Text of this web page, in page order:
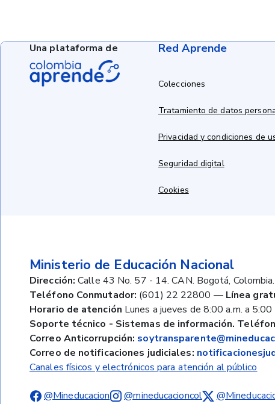
Red Aprende
Colecciones
Tratamiento de datos
Privacidad y condiciones de
Seguridad digital
Cookies
Ministerio de Educación Nacional
Dirección: Calle 43 No. 57 - 14. CAN. Bogotá,
Teléfono Conmutador: (601) 22 22800 — Línea
Horario de atención Lunes a jueves de 8:00 a.m. a
Soporte técnico - Sistemas de información.
Correo Anticorrupción:
Correo de notificaciones judiciales:
Canales físicos y electrónicos para atención al público
@Mineducacion @mineducacioncol
Una plataforma de